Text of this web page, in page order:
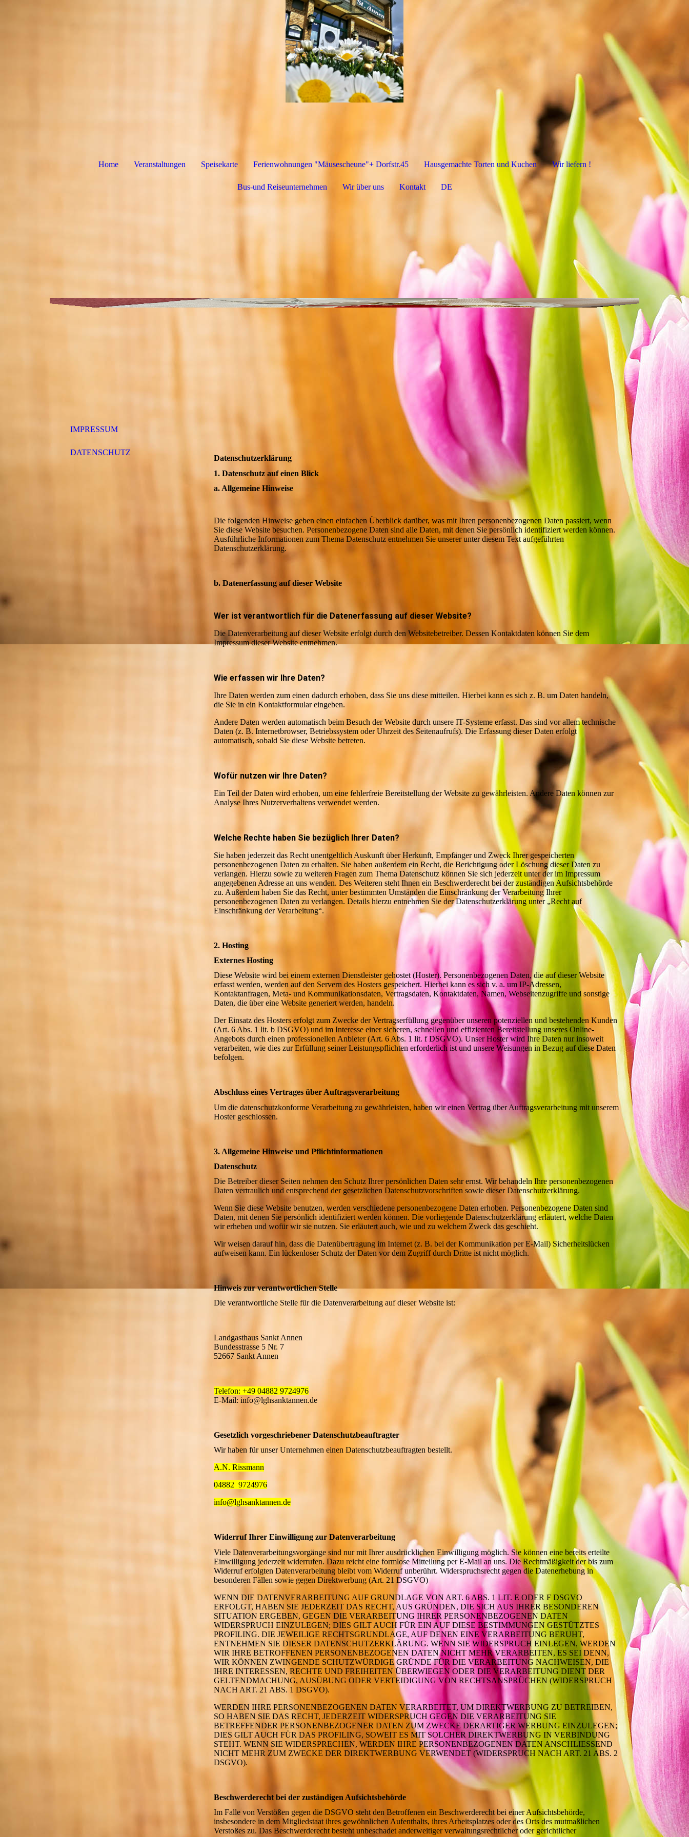
Home Veranstaltungen Speisekarte Ferienwohnungen "Mäusescheune"+ Dorfstr.45 Hausgemachte Torten und Kuchen Wir liefern !
Bus-und Reiseunternehmen Wir über uns Kontakt DE
IMPRESSUM
DATENSCHUTZ
Datenschutzerklärung
1. Datenschutz auf einen Blick
a. Allgemeine Hinweise
Die folgenden Hinweise geben einen einfachen Überblick darüber, was mit Ihren personenbezogenen Daten passiert, wenn
Sie diese Website besuchen. Personenbezogene Daten sind alle Daten, mit denen Sie persönlich identifiziert werden können.
Ausführliche Informationen zum Thema Datenschutz entnehmen Sie unserer unter diesem Text aufgeführten
Datenschutzerklärung.
b. Datenerfassung auf dieser Website
Wer ist verantwortlich für die Datenerfassung auf dieser Website?
Die Datenverarbeitung auf dieser Website erfolgt durch den Websitebetreiber. Dessen Kontaktdaten können Sie dem
Impressum dieser Website entnehmen.
Wie erfassen wir Ihre Daten?
Ihre Daten werden zum einen dadurch erhoben, dass Sie uns diese mitteilen. Hierbei kann es sich z. B. um Daten handeln,
die Sie in ein Kontaktformular eingeben.
Andere Daten werden automatisch beim Besuch der Website durch unsere IT-Systeme erfasst. Das sind vor allem technische
Daten (z. B. Internetbrowser, Betriebssystem oder Uhrzeit des Seitenaufrufs). Die Erfassung dieser Daten erfolgt
automatisch, sobald Sie diese Website betreten.
Wofür nutzen wir Ihre Daten?
Ein Teil der Daten wird erhoben, um eine fehlerfreie Bereitstellung der Website zu gewährleisten. Andere Daten können zur
Analyse Ihres Nutzerverhaltens verwendet werden.
Welche Rechte haben Sie bezüglich Ihrer Daten?
Sie haben jederzeit das Recht unentgeltlich Auskunft über Herkunft, Empfänger und Zweck Ihrer gespeicherten
personenbezogenen Daten zu erhalten. Sie haben außerdem ein Recht, die Berichtigung oder Löschung dieser Daten zu
verlangen. Hierzu sowie zu weiteren Fragen zum Thema Datenschutz können Sie sich jederzeit unter der im Impressum
angegebenen Adresse an uns wenden. Des Weiteren steht Ihnen ein Beschwerderecht bei der zuständigen Aufsichtsbehörde
zu. Außerdem haben Sie das Recht, unter bestimmten Umständen die Einschränkung der Verarbeitung Ihrer
personenbezogenen Daten zu verlangen. Details hierzu entnehmen Sie der Datenschutzerklärung unter „Recht auf
Einschränkung der Verarbeitung“.
2. Hosting
Externes Hosting
Diese Website wird bei einem externen Dienstleister gehostet (Hoster). Personenbezogenen Daten, die auf dieser Website
erfasst werden, werden auf den Servern des Hosters gespeichert. Hierbei kann es sich v. a. um IP-Adressen,
Kontaktanfragen, Meta- und Kommunikationsdaten, Vertragsdaten, Kontaktdaten, Namen, Webseitenzugriffe und sonstige
Daten, die über eine Website generiert werden, handeln.
Der Einsatz des Hosters erfolgt zum Zwecke der Vertragserfüllung gegenüber unseren potenziellen und bestehenden Kunden
(Art. 6 Abs. 1 lit. b DSGVO) und im Interesse einer sicheren, schnellen und effizienten Bereitstellung unseres Online-
Angebots durch einen professionellen Anbieter (Art. 6 Abs. 1 lit. f DSGVO). Unser Hoster wird Ihre Daten nur insoweit
verarbeiten, wie dies zur Erfüllung seiner Leistungspflichten erforderlich ist und unsere Weisungen in Bezug auf diese Daten
befolgen.
Abschluss eines Vertrages über Auftragsverarbeitung
Um die datenschutzkonforme Verarbeitung zu gewährleisten, haben wir einen Vertrag über Auftragsverarbeitung mit unserem
Hoster geschlossen.
3. Allgemeine Hinweise und Pflichtinformationen
Datenschutz
Die Betreiber dieser Seiten nehmen den Schutz Ihrer persönlichen Daten sehr ernst. Wir behandeln Ihre personenbezogenen
Daten vertraulich und entsprechend der gesetzlichen Datenschutzvorschriften sowie dieser Datenschutzerklärung.
Wenn Sie diese Website benutzen, werden verschiedene personenbezogene Daten erhoben. Personenbezogene Daten sind
Daten, mit denen Sie persönlich identifiziert werden können. Die vorliegende Datenschutzerklärung erläutert, welche Daten
wir erheben und wofür wir sie nutzen. Sie erläutert auch, wie und zu welchem Zweck das geschieht.
Wir weisen darauf hin, dass die Datenübertragung im Internet (z. B. bei der Kommunikation per E-Mail) Sicherheitslücken
aufweisen kann. Ein lückenloser Schutz der Daten vor dem Zugriff durch Dritte ist nicht möglich.
Hinweis zur verantwortlichen Stelle
Die verantwortliche Stelle für die Datenverarbeitung auf dieser Website ist:
Landgasthaus Sankt Annen
Bundesstrasse 5 Nr. 7
52667 Sankt Annen
Telefon: +49 04882 9724976
E-Mail: info@lghsanktannen.de
Gesetzlich vorgeschriebener Datenschutzbeauftragter
Wir haben für unser Unternehmen einen Datenschutzbeauftragten bestellt.
A.N. Rissmann
04882 9724976
info@lghsanktannen.de
Widerruf Ihrer Einwilligung zur Datenverarbeitung
Viele Datenverarbeitungsvorgänge sind nur mit Ihrer ausdrücklichen Einwilligung möglich. Sie können eine bereits erteilte
Einwilligung jederzeit widerrufen. Dazu reicht eine formlose Mitteilung per E-Mail an uns. Die Rechtmäßigkeit der bis zum
Widerruf erfolgten Datenverarbeitung bleibt vom Widerruf unberührt. Widerspruchsrecht gegen die Datenerhebung in
besonderen Fällen sowie gegen Direktwerbung (Art. 21 DSGVO)
WENN DIE DATENVERARBEITUNG AUF GRUNDLAGE VON ART. 6 ABS. 1 LIT. E ODER F DSGVO
ERFOLGT, HABEN SIE JEDERZEIT DAS RECHT, AUS GRÜNDEN, DIE SICH AUS IHRER BESONDEREN
SITUATION ERGEBEN, GEGEN DIE VERARBEITUNG IHRER PERSONENBEZOGENEN DATEN
WIDERSPRUCH EINZULEGEN; DIES GILT AUCH FÜR EIN AUF DIESE BESTIMMUNGEN GESTÜTZTES
PROFILING. DIE JEWEILIGE RECHTSGRUNDLAGE, AUF DENEN EINE VERARBEITUNG BERUHT,
ENTNEHMEN SIE DIESER DATENSCHUTZERKLÄRUNG. WENN SIE WIDERSPRUCH EINLEGEN, WERDEN
WIR IHRE BETROFFENEN PERSONENBEZOGENEN DATEN NICHT MEHR VERARBEITEN, ES SEI DENN,
WIR KÖNNEN ZWINGENDE SCHUTZWÜRDIGE GRÜNDE FÜR DIE VERARBEITUNG NACHWEISEN, DIE
IHRE INTERESSEN, RECHTE UND FREIHEITEN ÜBERWIEGEN ODER DIE VERARBEITUNG DIENT DER
GELTENDMACHUNG, AUSÜBUNG ODER VERTEIDIGUNG VON RECHTSANSPRÜCHEN (WIDERSPRUCH
NACH ART. 21 ABS. 1 DSGVO).
WERDEN IHRE PERSONENBEZOGENEN DATEN VERARBEITET, UM DIREKTWERBUNG ZU BETREIBEN,
SO HABEN SIE DAS RECHT, JEDERZEIT WIDERSPRUCH GEGEN DIE VERARBEITUNG SIE
BETREFFENDER PERSONENBEZOGENER DATEN ZUM ZWECKE DERARTIGER WERBUNG EINZULEGEN;
DIES GILT AUCH FÜR DAS PROFILING, SOWEIT ES MIT SOLCHER DIREKTWERBUNG IN VERBINDUNG
STEHT. WENN SIE WIDERSPRECHEN, WERDEN IHRE PERSONENBEZOGENEN DATEN ANSCHLIESSEND
NICHT MEHR ZUM ZWECKE DER DIREKTWERBUNG VERWENDET (WIDERSPRUCH NACH ART. 21 ABS. 2
DSGVO).
Beschwerderecht bei der zuständigen Aufsichtsbehörde
Im Falle von Verstößen gegen die DSGVO steht den Betroffenen ein Beschwerderecht bei einer Aufsichtsbehörde,
insbesondere in dem Mitgliedstaat ihres gewöhnlichen Aufenthalts, ihres Arbeitsplatzes oder des Orts des mutmaßlichen
Verstoßes zu. Das Beschwerderecht besteht unbeschadet anderweitiger verwaltungsrechtlicher oder gerichtlicher